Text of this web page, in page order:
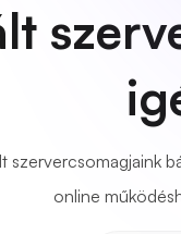
szervercsomagjaink
online